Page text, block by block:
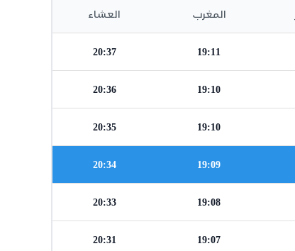
المغرب العشاء
19:11
20:37
19:10
20:36
19:10
20:35
19:09
20:34
19:08
20:33
19:07
20:31